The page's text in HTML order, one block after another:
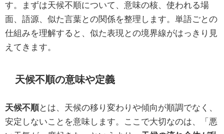
す。まずは天候不順について、意味の核、使われる場
面、語源、似た言葉との関係を整理します。単語ごとの
仕組みを理解すると、似た表現との境界線がはっきり見
えてきます。
天候不順の意味や定義
天候不順とは、天候の移り変わりや傾向が順調でなく、
安定しないことを意味します。ここで大切なのは、「悪